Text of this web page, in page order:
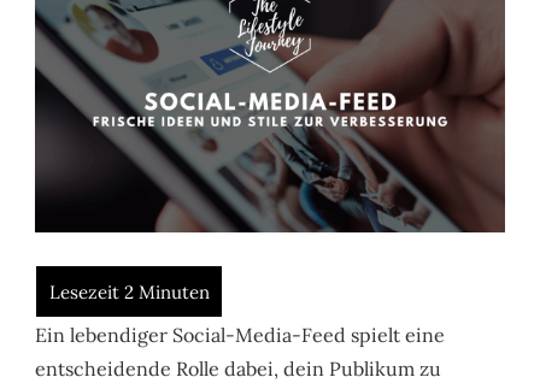
Ein lebendiger Social-Media-Feed spielt eine
entscheidende Rolle dabei, dein Publikum zu